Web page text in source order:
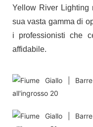
Yellow River Lighting
sua vasta gamma di
i professionisti che
affidabile.